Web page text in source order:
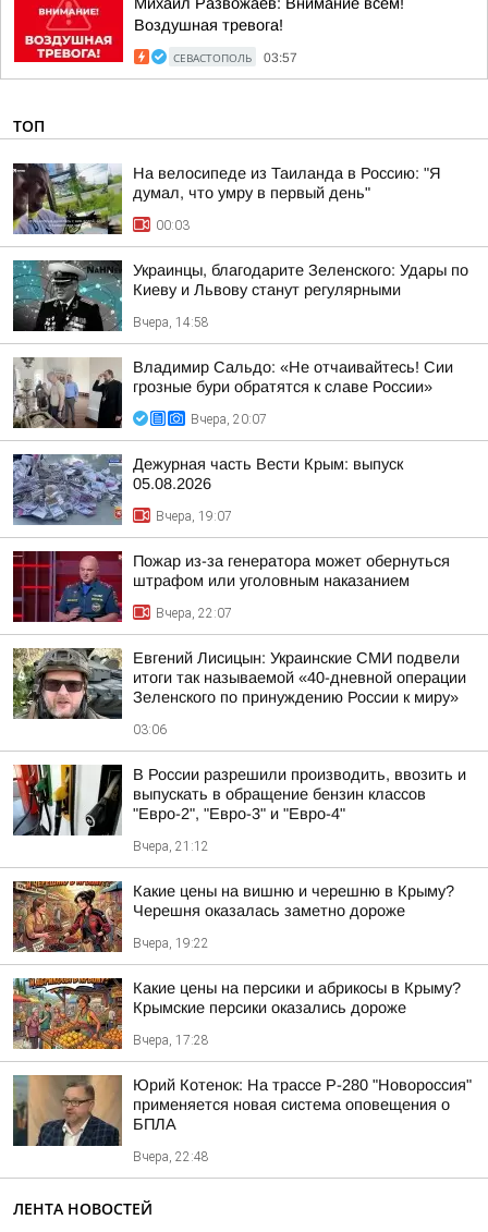
Воздушная тревога!
СЕВАСТОПОЛЬ 03:57
ТОП
На велосипеде из Таиланда в Россию: "Я
думал, что умру в первый день"
00:03
Украинцы, благодарите Зеленского: Удары по
Киеву и Львову станут регулярными
Вчера, 14:58
Владимир Сальдо: «Не отчаивайтесь! Сии
грозные бури обратятся к славе России»
Вчера, 20:07
Дежурная часть Вести Крым: выпуск
05.08.2026
Вчера, 19:07
Пожар из-за генератора может обернуться
штрафом или уголовным наказанием
Вчера, 22:07
Евгений Лисицын: Украинские СМИ подвели
итоги так называемой «40-дневной операции
Зеленского по принуждению России к миру»
03:06
В России разрешили производить, ввозить и
выпускать в обращение бензин классов
"Евро-2", "Евро-3" и "Евро-4"
Вчера, 21:12
Какие цены на вишню и черешню в Крыму?
Черешня оказалась заметно дороже
Вчера, 19:22
Какие цены на персики и абрикосы в Крыму?
Крымские персики оказались дороже
Вчера, 17:28
Юрий Котенок: На трассе Р-280 "Новороссия"
применяется новая система оповещения о
БПЛА
Вчера, 22:48
ЛЕНТА НОВОСТЕЙ